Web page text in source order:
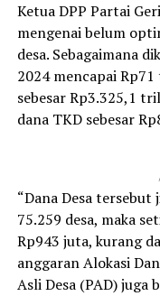
Ketua DPP Partai
mengenai belum
desa. Sebagaimana
2024 mencapai
sebesar Rp3.325,1
dana TKD sebesar
“Dana Desa tersebut
75.259 desa, maka
Rp943 juta, kurang
anggaran Alokasi
Asli Desa (PAD) juga